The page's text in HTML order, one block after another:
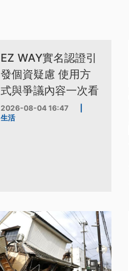
EZ WAY實名認證引
發個資疑慮 使用方
式與爭議內容一次看
2026-08-04 16:47
生活